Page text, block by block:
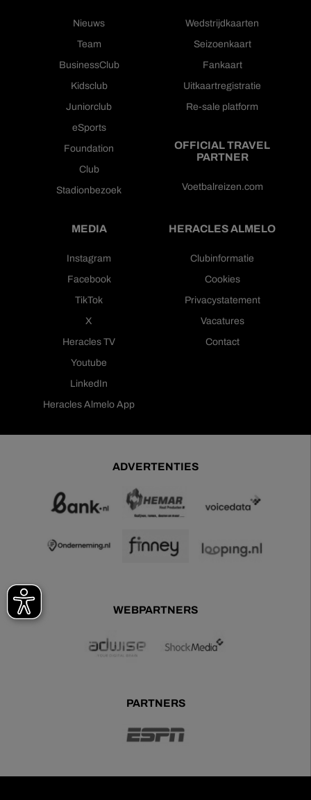
Nieuws
Team
BusinessClub
Kidsclub
Juniorclub
eSports
Foundation
Club
Stadionbezoek
Wedstrijdkaarten
Seizoenkaart
Fankaart
Uitkaartregistratie
Re-sale platform
OFFICIAL TRAVEL
PARTNER
Voetbalreizen.com
MEDIA
Instagram
Facebook
TikTok
X
Heracles TV
Youtube
LinkedIn
Heracles Almelo App
HERACLES ALMELO
Clubinformatie
Cookies
Privacystatement
Vacatures
Contact
ADVERTENTIES
WEBPARTNERS
PARTNERS